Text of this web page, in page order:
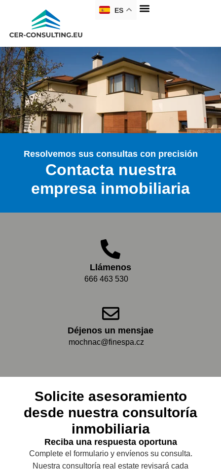
ES
Resolvemos sus consultas con precisión
Contacta nuestra
empresa inmobiliaria
Llámenos
666 463 530
Déjenos un mensjae
mochnac@finespa.cz
Solicite asesoramiento
desde nuestra consultoría
inmobiliaria
Reciba una respuesta oportuna
Complete el formulario y envíenos su consulta.
Nuestra consultoría real estate revisará cada